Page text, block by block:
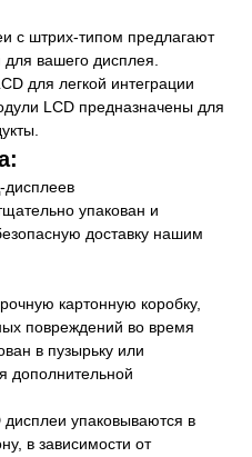
с штрих-типом предлагают
вашего дисплея.
для легкой интеграции
LCD предназначены для
дисплеев
упакован и
доставку нашим
картонную коробку,
повреждений во время
в пузырьку или
дополнительной
упаковываются в
в зависимости от